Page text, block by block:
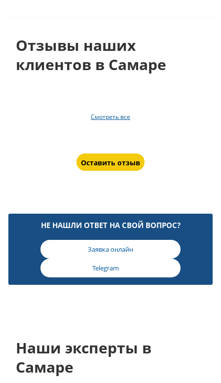
Отзывы наших
клиентов в Самаре
Смотреть все
Оставить отзыв
НЕ НАШЛИ ОТВЕТ НА СВОЙ ВОПРОС?
Заявка онлайн
Telegram
Наши эксперты в
Самаре